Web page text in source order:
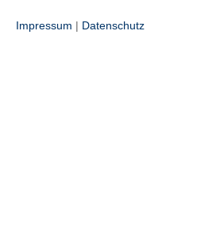
Impressum | Datenschutz